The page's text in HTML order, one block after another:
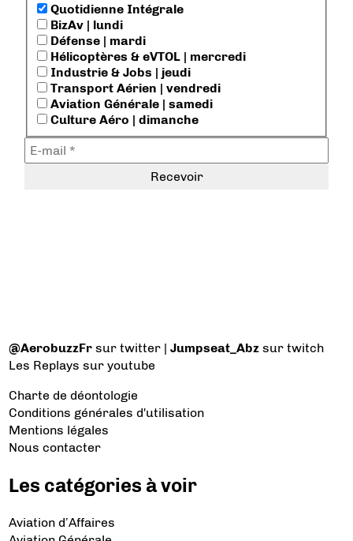
Quotidienne Intégrale
BizAv | lundi
Défense | mardi
Hélicoptères & eVTOL | mercredi
Industrie & Jobs | jeudi
Transport Aérien | vendredi
Aviation Générale | samedi
Culture Aéro | dimanche
@AerobuzzFr sur twitter |Jumpseat_Abz sur twitch
Les Replays sur youtube
Charte de déontologie
Conditions générales d'utilisation
Mentions légales
Nous contacter
Les catégories à voir
Aviation d’Affaires